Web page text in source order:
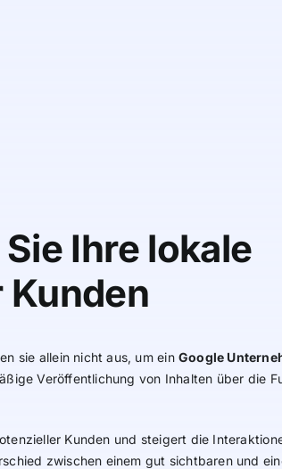
Ihre lokale
Kunden
sie allein nicht aus, um ein Google
Veröffentlichung von Inhalten über die
Kunden und steigert die
zwischen einem gut sichtbaren und